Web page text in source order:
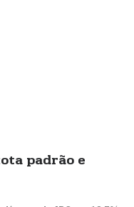
padrão e